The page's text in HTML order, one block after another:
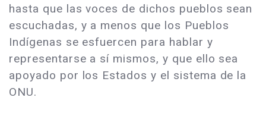
hasta que las voces de dichos pueblos sean
escuchadas, y a menos que los Pueblos
Indígenas se esfuercen para hablar y
representarse a sí mismos, y que ello sea
apoyado por los Estados y el sistema de la
ONU.